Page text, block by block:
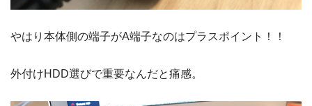
やはり本体側の端子がA端子なのはプラスポイント！！
外付けHDD選びで重要なんだと痛感。